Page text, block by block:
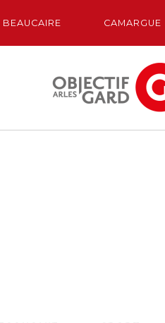
BEAUCAIRE CAMARGUE